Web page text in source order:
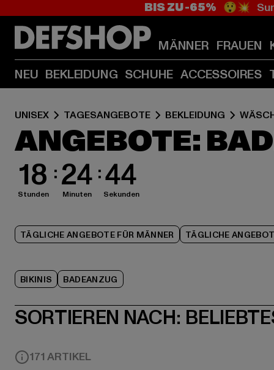
BIS ZU -65% 😲💥
MÄNNER FRAUEN
NEU BEKLEIDUNG SCHUHE ACCESSOIRES
UNISEX TAGESANGEBOTE BEKLEIDUNG
ANGEBOTE:
18
Stunden 24
Minuten 43
Sekunden
TÄGLICHE ANGEBOTE FÜR MÄNNER TÄGLICHE
BIKINIS BADEANZUG
SORTIEREN NACH:
171 ARTIKEL